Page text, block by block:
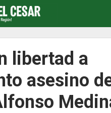
libertad a
asesino